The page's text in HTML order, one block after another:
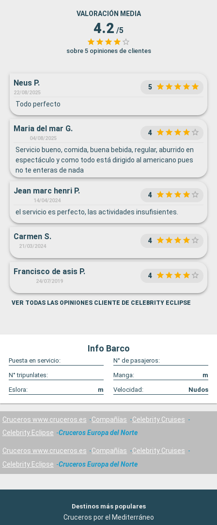
VALORACIÓN MEDIA
4.2 /5
sobre 5 opiniones de clientes
Neus P.
22/08/2025
5
Todo perfecto
Maria del mar G.
04/08/2025
4
Servicio bueno, comida, buena bebida, regular, aburrido en
espectáculo y como todo está dirigido al americano pues
no te enteras de nada
Jean marc henri P.
14/04/2024
4
el servicio es perfecto, las actividades insufisientes.
Carmen S.
21/03/2024
4
Francisco de asis P.
24/07/2019
4
VER TODAS LAS OPINIONES CLIENTE DE CELEBRITY ECLIPSE
Info Barco
Puesta en servicio:
N° de pasajeros:
N° tripunlates:
Manga:
m
Eslora:
m Velocidad: Nudos
Cruceros www.cruceros.es Compañías
Celebrity Cruises
Celebrity Eclipse
Cruceros Europa del Norte
Cruceros www.cruceros.es Compañías
Celebrity Cruises
Celebrity Eclipse
Cruceros Europa del Norte
Destinos más populares
Cruceros por el Mediterráneo